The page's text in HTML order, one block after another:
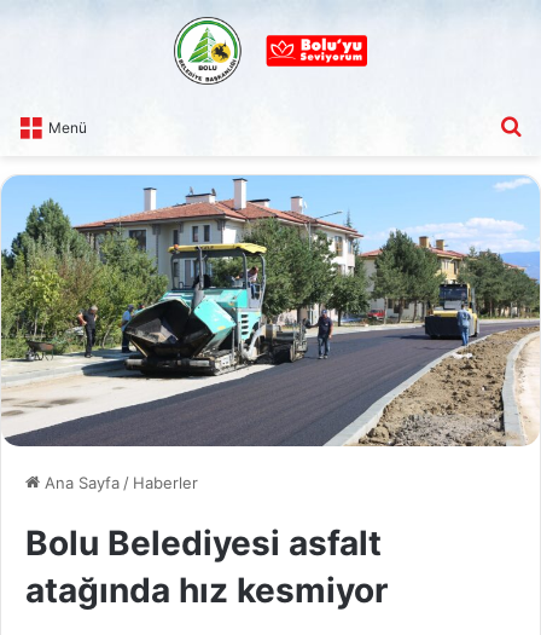
Menü
Ana Sayfa / Haberler
Bolu Belediyesi asfalt
atağında hız kesmiyor